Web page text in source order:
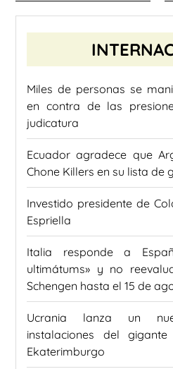
Miles de personas se
en contra de las
judicatura
Ecuador agradece que
Chone Killers en su lista de
Investido presidente de
Espriella
Italia responde a
ultimátums» y no
Schengen hasta el 15 de
Ucrania lanza un
instalaciones del
Ekaterimburgo